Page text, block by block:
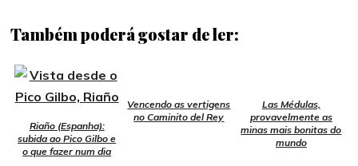
Também poderá gostar de ler:
Riaño (Espanha):
subida ao Pico Gilbo e
o que fazer num dia
Vencendo as vertigens
no Caminito del Rey
Las Médulas,
provavelmente as
minas mais bonitas do
mundo